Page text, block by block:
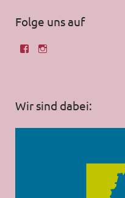
Folge uns auf
Wir sind dabei: